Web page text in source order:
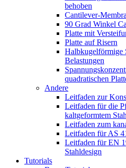
behoben
Cantilever-
90 Grad Winkel
Platte mit
Platte auf Risern
Halbkugelförmige
Belastungen
quadratischen
Andere
Leitfaden zur
Leitfaden für die
kaltgeformtem
Leitfaden zum
Leitfaden für AS
Leitfaden für EN
Stahldesign
Tutorials